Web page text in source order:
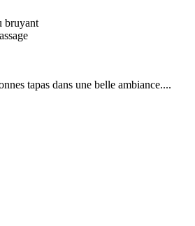
bruyant
tapas dans une belle ambiance....